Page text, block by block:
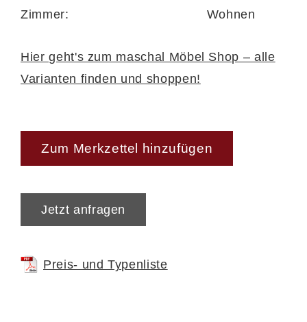
Zimmer:
Wohnen
Hier geht's zum maschal Möbel Shop – alle
Varianten finden und shoppen!
Zum Merkzettel hinzufügen
Jetzt anfragen
Preis- und Typenliste